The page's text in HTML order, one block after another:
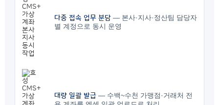
다중 접속 업무 분담 — 본사·지사·정산팀 담당자
별 계정으로 동시 운영
대량 일괄 발급 — 수백~수천 가맹점·거래처 전